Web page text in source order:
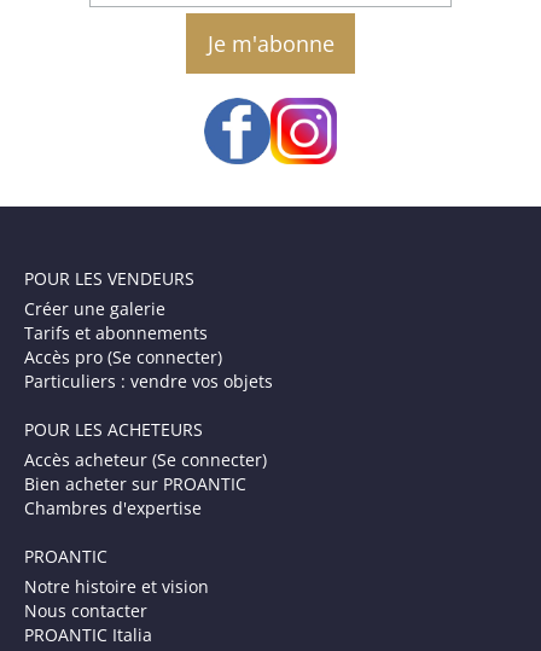
email
POUR LES VENDEURS
Créer une galerie
Tarifs et abonnements
Accès pro (Se connecter)
Particuliers : vendre vos objets
POUR LES ACHETEURS
Accès acheteur (Se connecter)
Bien acheter sur PROANTIC
Chambres d'expertise
PROANTIC
Notre histoire et vision
Nous contacter
PROANTIC Italia